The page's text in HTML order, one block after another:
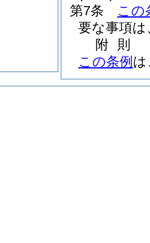
第7条
この
要な事項
附 則
この条例 は